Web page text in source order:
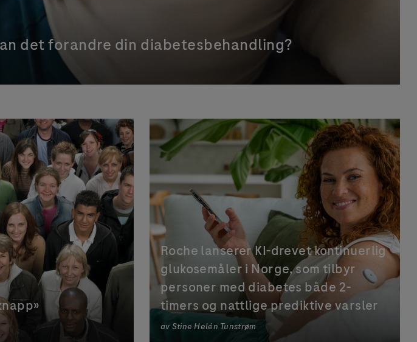
det forandre din diabetesbehandling?
Roche lanserer KI-drevet kontinuerlig
glukosemåler i Norge, som tilbyr
personer med diabetes både 2-
timers og nattlige prediktive varsler
av Stine Helén Tunstrøm